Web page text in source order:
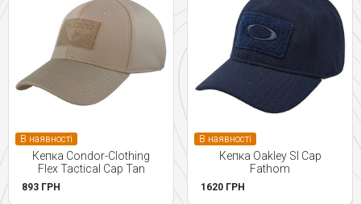
В наявності
Кепка Condor-Clothing
Flex Tactical Cap Tan
893 ГРН
В наявності
Кепка Oakley SI Cap
Fathom
1620 ГРН